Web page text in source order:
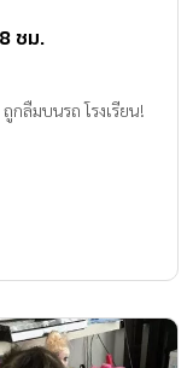
ชม.
กลืมบนรถ โรงเรียน!